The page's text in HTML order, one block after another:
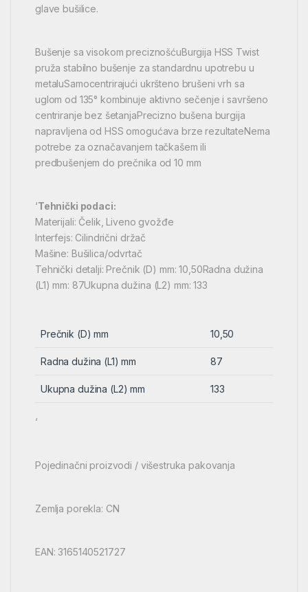
glave bušilice.
Bušenje sa visokom preciznošćuBurgija HSS Twist
pruža stabilno bušenje za standardnu upotrebu u
metaluSamocentrirajući ukršteno brušeni vrh sa
uglom od 135° kombinuje aktivno sečenje i savršeno
centriranje bez šetanjaPrecizno bušena burgija
napravljena od HSS omogućava brze rezultateNema
potrebe za označavanjem tačkašem ili
predbušenjem do prečnika od 10 mm
‘Tehnički podaci:
Materijali: Čelik, Liveno gvožđe
Interfejs: Cilindrični držač
Mašine: Bušilica/odvrtač
Tehnički detalji: Prečnik (D) mm: 10,50Radna dužina
(L1) mm: 87Ukupna dužina (L2) mm: 133
Prečnik (D) mm 10,50
Radna dužina (L1) mm 87
Ukupna dužina (L2) mm 133
‘
Pojedinačni proizvodi / višestruka pakovanja
Zemlja porekla: CN
EAN: 3165140521727